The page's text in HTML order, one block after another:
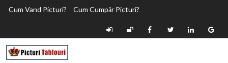
Cum Vand Picturi? Cum Cumpăr Picturi?